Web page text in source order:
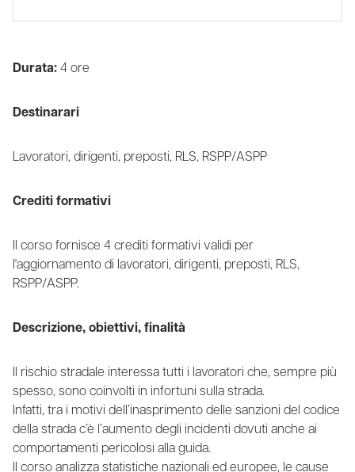
Durata: 4 ore
Destinarari
Lavoratori, dirigenti, preposti, RLS, RSPP/ASPP
Crediti formativi
Il corso fornisce 4 crediti formativi validi per
l'aggiornamento di lavoratori, dirigenti, preposti, RLS,
RSPP/ASPP.
Descrizione, obiettivi, finalità
Il rischio stradale interessa tutti i lavoratori che, sempre più
spesso, sono coinvolti in infortuni sulla strada.
Infatti, tra i motivi dell’inasprimento delle sanzioni del codice
della strada c’è l’aumento degli incidenti dovuti anche ai
comportamenti pericolosi alla guida.
Il corso analizza statistiche nazionali ed europee, le cause